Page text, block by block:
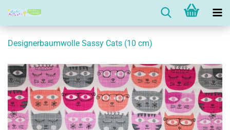
Designerbaumwolle Sassy Cats (10 cm)